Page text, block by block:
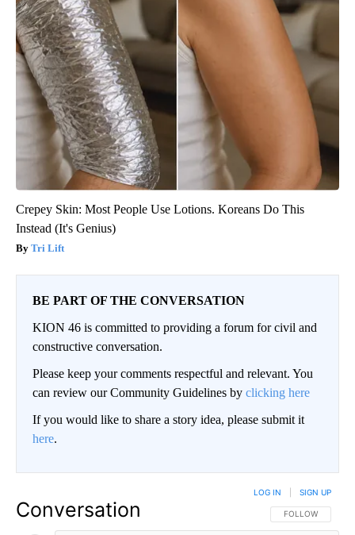
Crepey Skin: Most People Use Lotions. Koreans Do This
Instead (It's Genius)
Tri Lift
BE PART OF THE CONVERSATION
KION 46 is committed to providing a forum for civil and
constructive conversation.
Please keep your comments respectful and relevant. You
can review our Community Guidelines by clicking here
If you would like to share a story idea, please submit it
here.
Conversation FOLLOW THIS
FOLLOW
LOG IN SIGN UP